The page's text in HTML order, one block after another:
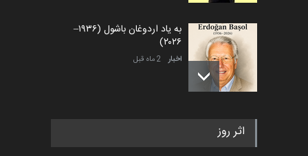
به یاد اردوغان باشول (۱۹۳۶–
۲۰۲۶)
اخبار 2 ماه قبل
رویداد کارگاهی کارتون و پوستر
اخبار 5 ماه قبل
اثر روز